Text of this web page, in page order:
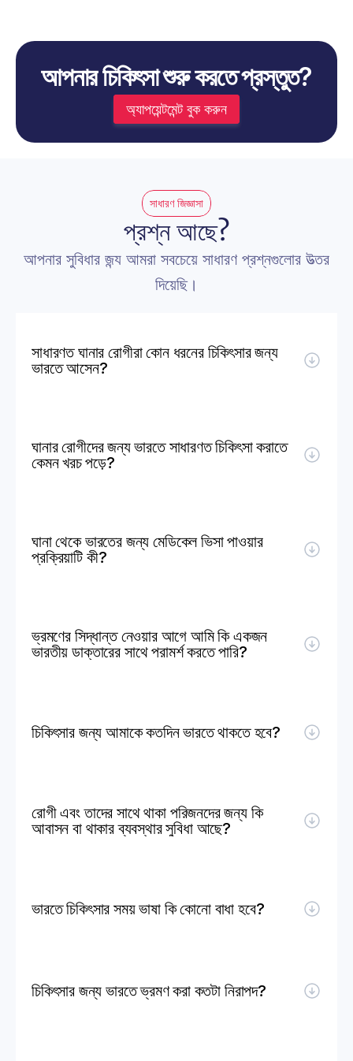
আপনার চিকিৎসা শুরু করতে প্রস্তুত?
অ্যাপয়েন্টমেন্ট বুক করুন
সাধারণ জিজ্ঞাসা
প্রশ্ন আছে?
আপনার সুবিধার জন্য আমরা সবচেয়ে সাধারণ প্রশ্নগুলোর উত্তর
দিয়েছি।
সাধারণত ঘানার রোগীরা কোন ধরনের চিকিৎসার জন্য
ভারতে আসেন?
ঘানার রোগীদের জন্য ভারতে সাধারণত চিকিৎসা করাতে
কেমন খরচ পড়ে?
ঘানা থেকে ভারতের জন্য মেডিকেল ভিসা পাওয়ার
প্রক্রিয়াটি কী?
ভ্রমণের সিদ্ধান্ত নেওয়ার আগে আমি কি একজন
ভারতীয় ডাক্তারের সাথে পরামর্শ করতে পারি?
চিকিৎসার জন্য আমাকে কতদিন ভারতে থাকতে হবে?
রোগী এবং তাদের সাথে থাকা পরিজনদের জন্য কি
আবাসন বা থাকার ব্যবস্থার সুবিধা আছে?
ভারতে চিকিৎসার সময় ভাষা কি কোনো বাধা হবে?
চিকিৎসার জন্য ভারতে ভ্রমণ করা কতটা নিরাপদ?